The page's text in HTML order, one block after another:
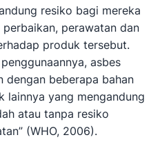
resiko bagi mereka
perawatan dan
produk tersebut.
asbes
dengan beberapa bahan
lainnya yang mengandung
atau tanpa resiko
(WHO, 2006).